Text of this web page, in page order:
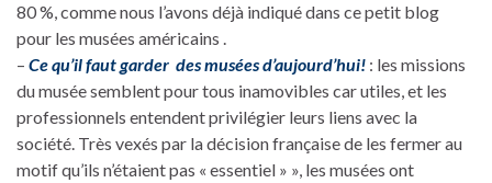
80 %, comme nous l’avons déjà indiqué dans ce petit blog
pour les musées américains .
– Ce qu’il faut garder des musées d’aujourd’hui! : les missions
du musée semblent pour tous inamovibles car utiles, et les
professionnels entendent privilégier leurs liens avec la
société. Très vexés par la décision française de les fermer au
motif qu’ils n’étaient pas « essentiel » », les musées ont